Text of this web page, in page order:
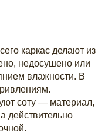
каркас делают из
недосушено или
влажности. В
соту — материал,
действительно